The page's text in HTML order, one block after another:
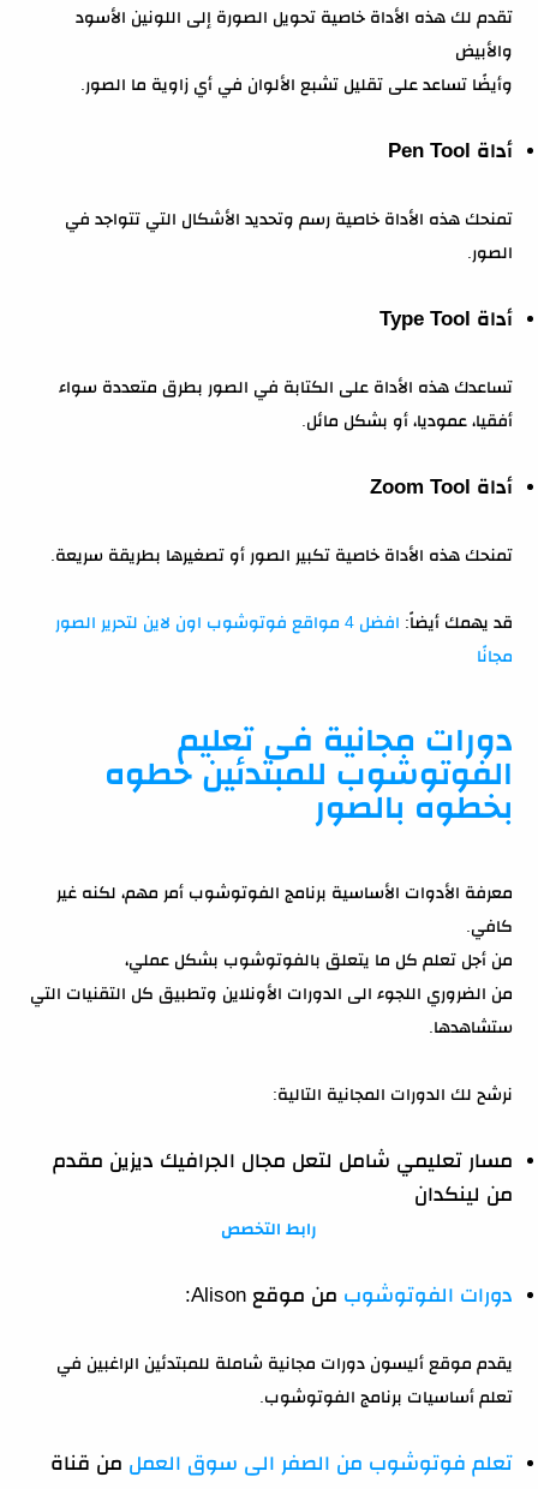
تقدم لك هذه الأداة خاصية تحويل الصورة إلى اللونين الأسود
والأبيض
وأيضًا تساعد على تقليل تشبع الألوان في أي زاوية ما الصور.
أداة Pen Tool
تمنحك هذه الأداة خاصية رسم وتحديد الأشكال التي تتواجد في
الصور.
أداة Type Tool
تساعدك هذه الأداة على الكتابة في الصور بطرق متعددة سواء
أفقيا، عموديا، أو بشكل مائل.
أداة Zoom Tool
تمنحك هذه الأداة خاصية تكبير الصور أو تصغيرها بطريقة سريعة.
قد يهمك أيضاً:
افضل 4 مواقع فوتوشوب اون لاين لتحرير الصور
مجانًا
دورات مجانية فى تعليم
الفوتوشوب للمبتدئين خطوه
بخطوه بالصور
معرفة الأدوات الأساسية برنامج الفوتوشوب أمر مهم، لكنه غير
كافي.
من أجل تعلم كل ما يتعلق بالفوتوشوب بشكل عملي،
من الضروري اللجوء الى الدورات الأونلاين وتطبيق كل التقنيات التي
ستشاهدها.
نرشح لك الدورات المجانية التالية:
مسار تعليمي شامل لتعل مجال الجرافيك ديزين مقدم
من لينكدان
رابط التخصص
دورات الفوتوشوب من موقع Alison:
يقدم موقع أليسون دورات مجانية شاملة للمبتدئين الراغبين في
تعلم أساسيات برنامج الفوتوشوب.
تعلم فوتوشوب من الصفر الى سوق العمل من قناة